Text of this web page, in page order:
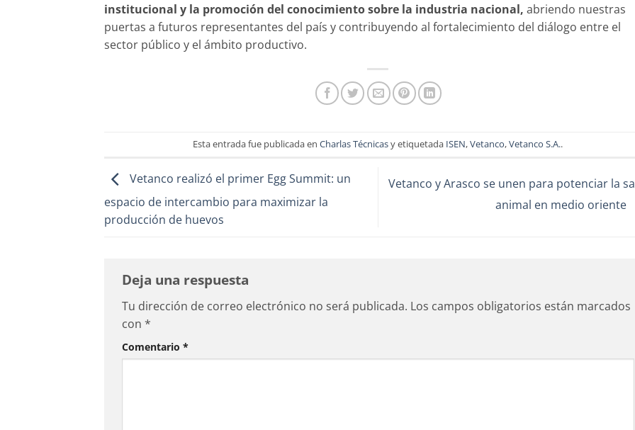
institucional y la promoción del conocimiento sobre la industria nacional, abriendo nuestras
puertas a futuros representantes del país y contribuyendo al fortalecimiento del diálogo entre el
sector público y el ámbito productivo.
Esta entrada fue publicada enCharlas Técnicasy etiquetada ISEN,Vetanco,Vetanco S.A..
Vetanco realizó el primer Egg Summit: un
espacio de intercambio para maximizar la
producción de huevos
Vetanco y Arasco se unen para potenciar la
animal en medio oriente
Deja una respuesta
Tu dirección de correo electrónico no será publicada. Los campos obligatorios están marcados
con *
Comentario *